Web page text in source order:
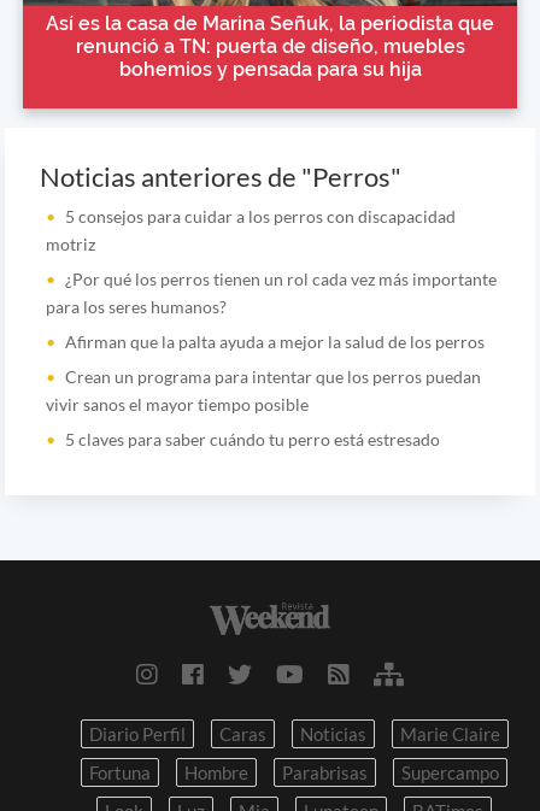
Así es la casa de Marina Señuk, la periodista que
renunció a TN: puerta de diseño, muebles
bohemios y pensada para su hija
Noticias anteriores de "Perros"
5 consejos para cuidar a los perros con discapacidad
motriz
¿Por qué los perros tienen un rol cada vez más importante
para los seres humanos?
Afirman que la palta ayuda a mejor la salud de los perros
Crean un programa para intentar que los perros puedan
vivir sanos el mayor tiempo posible
5 claves para saber cuándo tu perro está estresado
Diario Perfil Caras Noticias
Marie Claire
Fortuna
Hombre Parabrisas
Supercampo